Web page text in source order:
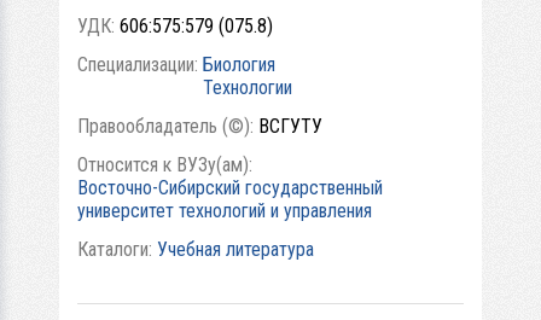
УДК: 606:575:579 (075.8)
Специализации: Биология
Технологии
Правообладатель (©): ВСГУТУ
Относится к ВУЗу(ам):
Восточно-Сибирский государственный
университет технологий и управления
Каталоги: Учебная литература